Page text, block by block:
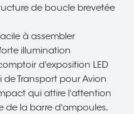
de boucle brevetée
à assembler
illumination
d'exposition LED
de Transport pour Avion
qui attire l'attention
de la barre d'ampoules,